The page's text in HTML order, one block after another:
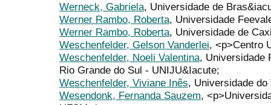
Werneck, Gabriela, Universidade de
Werner Rambo, Roberta, Universidade
Werner Rambo, Roberta, Universidade de
Weschenfelder, Gelson Vanderlei, <p>Centro
Weschenfelder, Noeli Valentina, Universidade
Rio Grande do Sul - UNIJU&Iacute;
Weschenfelder, Viviane Inês, Universidade
Wesendonk, Fernanda Sauzem,